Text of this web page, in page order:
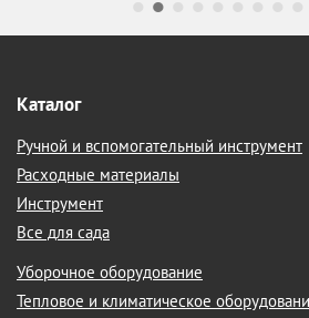
Каталог
Ручной и вспомогательный инструмент
Расходные материалы
Инструмент
Все для сада
Уборочное оборудование
Тепловое и климатическое